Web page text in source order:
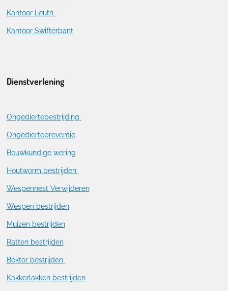
Kantoor Leuth
Kantoor Swifterbant
Dienstverlening
Ongediertebestrijding
Ongediertepreventie
Bouwkundige wering
Houtworm bestrijden
Wespennest Verwijderen
Wespen bestrijden
Muizen bestrijden
Ratten bestrijden
Boktor bestrijden
Kakkerlakken bestrijden